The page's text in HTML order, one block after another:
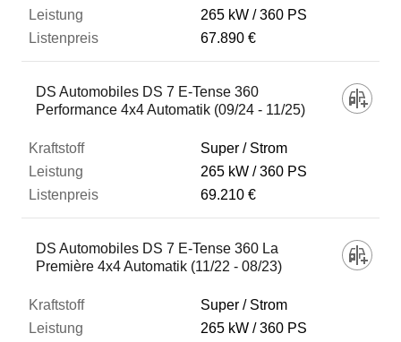
265 kW
360 PS
67.890 €
DS Automobiles DS 7 E-Tense 360
Performance 4x4 Automatik (09/24 - 11/25)
Super / Strom
265 kW
360 PS
69.210 €
DS Automobiles DS 7 E-Tense 360 La
Première 4x4 Automatik (11/22 - 08/23)
Super / Strom
265 kW
360 PS